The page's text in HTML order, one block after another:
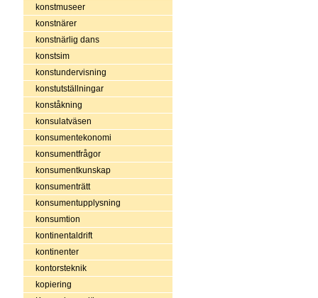
konstmuseer
konstnärer
konstnärlig dans
konstsim
konstundervisning
konstutställningar
konståkning
konsulatväsen
konsumentekonomi
konsumentfrågor
konsumentkunskap
konsumenträtt
konsumentupplysning
konsumtion
kontinentaldrift
kontinenter
kontorsteknik
kopiering